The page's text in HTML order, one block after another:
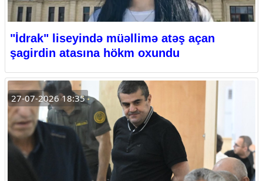
"İdrak" liseyində müəllimə atəş açan
şagirdin atasına hökm oxundu
27-07-2026 18:35